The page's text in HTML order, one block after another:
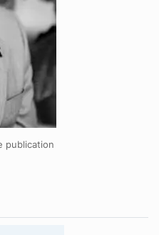
publication